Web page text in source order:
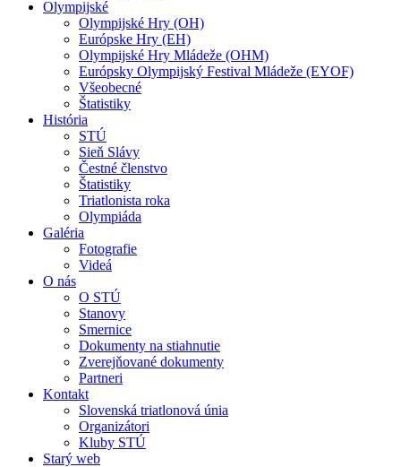
Olympijské
Olympijské Hry (OH)
Európske Hry (EH)
Olympijské Hry Mládeže (OHM)
Európsky Olympijský Festival Mládeže (EYOF)
Všeobecné
Štatistiky
História
STÚ
Sieň Slávy
Čestné členstvo
Štatistiky
Triatlonista roka
Olympiáda
Galéria
Fotografie
Videá
O nás
O STÚ
Stanovy
Smernice
Dokumenty na stiahnutie
Zverejňované dokumenty
Partneri
Kontakt
Slovenská triatlonová únia
Organizátori
Kluby STÚ
Starý web